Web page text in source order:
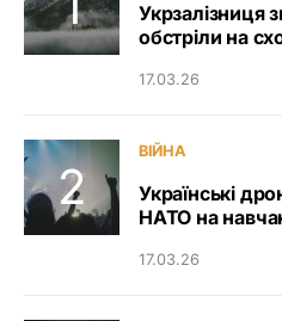
Укрзалізниця
обстріли на
17.03.26
ВІЙНА
Українські
НАТО на
17.03.26